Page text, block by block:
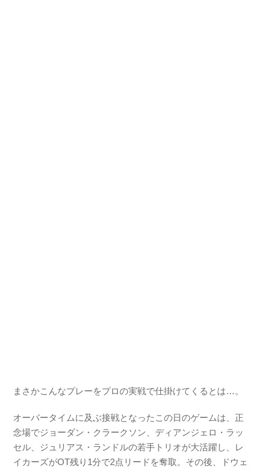
まさかこんなプレーをプロの実戦で仕掛けてくるとは…。
オーバータイムに及ぶ接戦となったこの日のゲームは、正
念場でジョーダン・クラークソン、ディアンジェロ・ラッ
セル、ジュリアス・ランドルの若手トリオが大活躍し、レ
イカーズがOT残り1分で2点リードを奪取。その後、ドウェ